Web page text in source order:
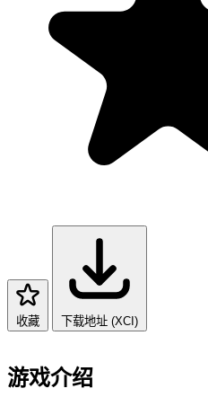
收藏 下载地址 (XCI)
游戏介绍